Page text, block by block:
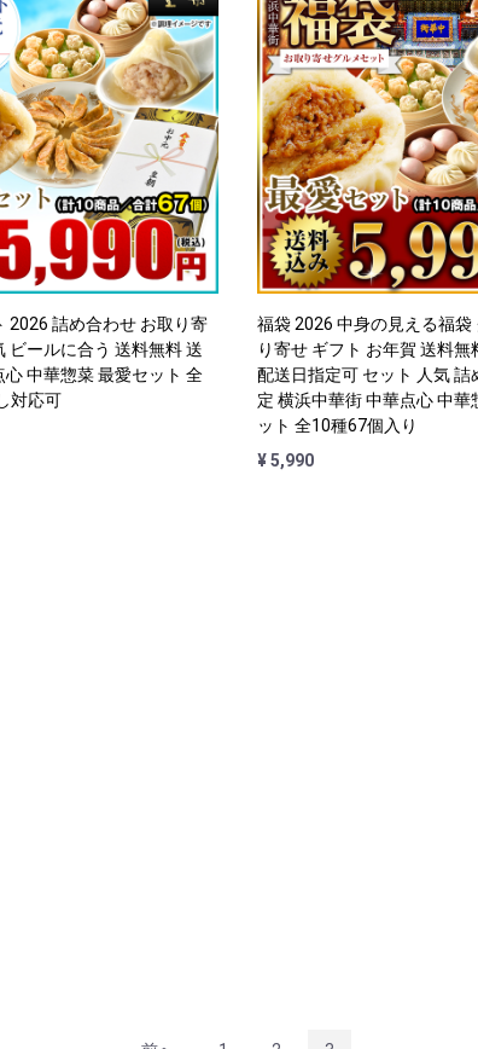
2026 詰め合わせ お取り寄
ビールに合う 送料無料 送
心 中華惣菜 最愛セット 全
対応可
福袋 2026 中身の見える福袋
り寄せ ギフト お年賀 送料無
配送日指定可 セット 人気 詰
定 横浜中華街 中華点心 中華
ット 全10種67個入り
¥ 5,990